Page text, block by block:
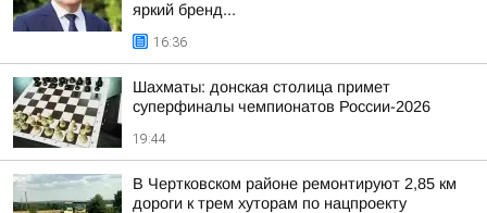
яркий бренд...
16:36
Шахматы: донская столица примет
суперфиналы чемпионатов России-2026
19:44
В Чертковском районе ремонтируют 2,85 км
дороги к трем хуторам по нацпроекту